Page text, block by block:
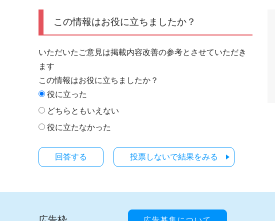
この情報はお役に立ちましたか？
いただいたご意見は掲載内容改善の参考とさせていただき
ます
この情報はお役に立ちましたか？
役に立った
どちらともいえない
役に立たなかった
投票しないで結果をみる